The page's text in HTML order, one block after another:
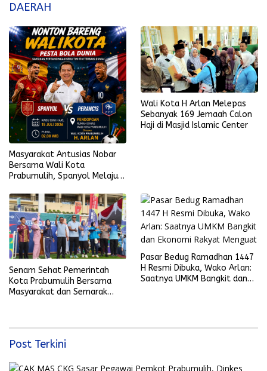
DAERAH
Masyarakat Antusias Nobar
Bersama Wali Kota
Prabumulih, Spanyol Melaju
Wali Kota H Arlan Melepas
Sebanyak 169 Jemaah Calon
Haji di Masjid Islamic Center
Senam Sehat Pemerintah
Kota Prabumulih Bersama
Masyarakat dan Semarak
Pasar Bedug Ramadhan 1447
H Resmi Dibuka, Wako Arlan:
Saatnya UMKM Bangkit dan
Post Terkini